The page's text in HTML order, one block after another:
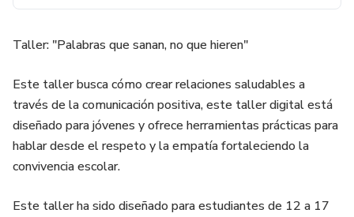
Taller: "Palabras que sanan, no que hieren"
Este taller busca cómo crear relaciones saludables a
través de la comunicación positiva, este taller digital está
diseñado para jóvenes y ofrece herramientas prácticas para
hablar desde el respeto y la empatía fortaleciendo la
convivencia escolar.
Este taller ha sido diseñado para estudiantes de 12 a 17